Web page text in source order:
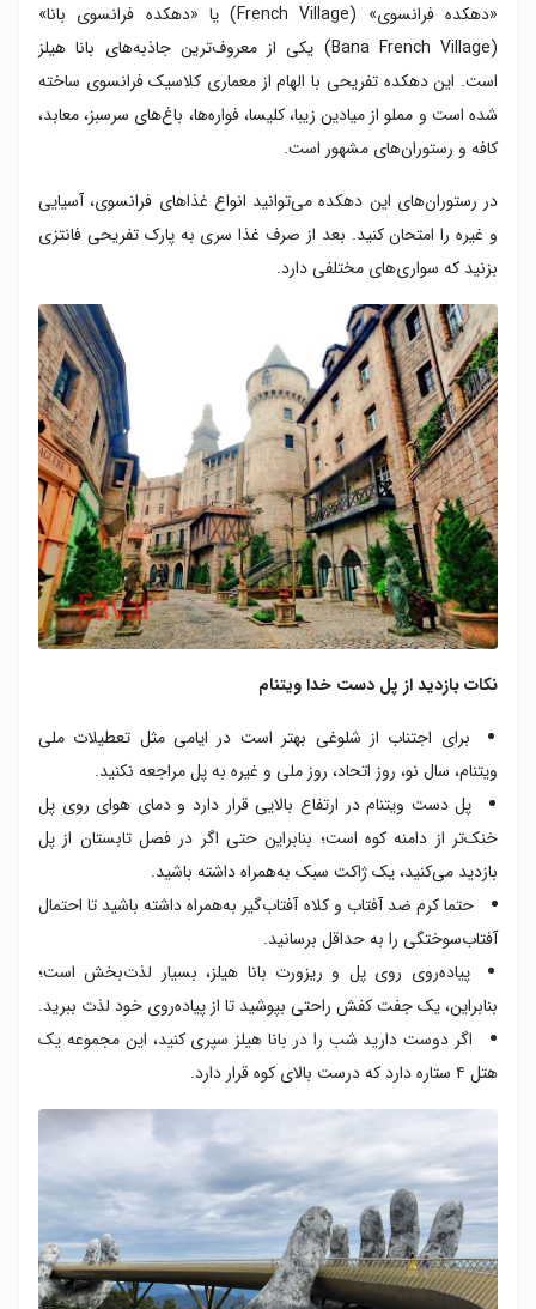
«دهکده فرانسوی» (French Village) یا «دهکده فرانسوی بانا»
(Bana French Village) یکی از معروف‌ترین جاذبه‌های بانا هیلز
است. این دهکده تفریحی با الهام از معماری کلاسیک فرانسوی ساخته
شده است و مملو از میادین زیبا، کلیسا، فواره‌ها، باغ‌های سرسبز، معابد،
کافه و رستوران‌های مشهور است.
در رستوران‌های این دهکده می‌توانید انواع غذاهای فرانسوی، آسیایی
و غیره را امتحان کنید. بعد از صرف غذا سری به پارک تفریحی فانتزی
بزنید که سواری‌های مختلفی دارد.
نکات بازدید از پل دست خدا ویتنام
برای اجتناب از شلوغی بهتر است در ایامی مثل تعطیلات ملی
ویتنام، سال نو، روز اتحاد، روز ملی و غیره به پل مراجعه نکنید.
پل دست‌ ویتنام در ارتفاع بالایی قرار دارد و دمای هوای روی پل
خنک‌تر از دامنه کوه است؛ بنابراین حتی اگر در فصل تابستان از پل
بازدید می‌کنید، یک ژاکت سبک به‌همراه داشته باشید.
حتما کرم ضد آفتاب و کلاه آفتاب‌گیر به‌همراه داشته باشید تا احتمال
آفتاب‌سوختگی را به حداقل برسانید.
پیاده‌روی روی پل و ریزورت بانا هیلز، بسیار لذت‌بخش است؛
بنابراین، یک جفت کفش راحتی بپوشید تا از پیاده‌روی خود لذت ببرید.
اگر دوست دارید شب را در بانا هیلز سپری کنید، این مجموعه یک
هتل ۴ ستاره دارد که درست بالای کوه قرار دارد.